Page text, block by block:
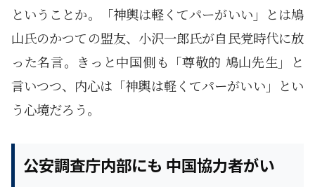
ということか。「神輿は軽くてパーがいい」とは鳩
山氏のかつての盟友、小沢一郎氏が自民党時代に放
った名言。きっと中国側も「尊敬的 鳩山先生」と
言いつつ、内心は「神輿は軽くてパーがいい」とい
う心境だろう。
公安調査庁内部にも 中国協力者がい